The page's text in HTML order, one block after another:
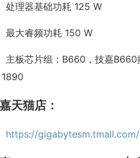
处理器基础功耗 125 W
最大睿频功耗 150 W
主板芯片组：B660，技嘉
天猫店：
https://gigabytesm.tmall.com/